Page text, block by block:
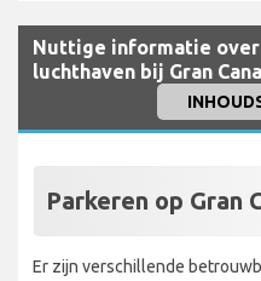
Nuttige informatie over
luchthaven bij Gran
Parkeren op Gran
Er zijn verschillende